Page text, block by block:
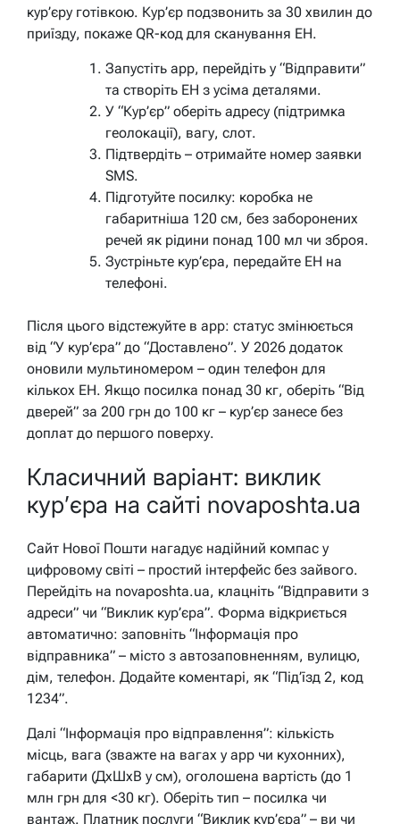
кур’єру готівкою. Кур’єр подзвонить за 30 хвилин до
приїзду, покаже QR-код для сканування ЕН.
Запустіть app, перейдіть у “Відправити”
та створіть ЕН з усіма деталями.
У “Кур’єр” оберіть адресу (підтримка
геолокації), вагу, слот.
Підтвердіть – отримайте номер заявки
SMS.
Підготуйте посилку: коробка не
габаритніша 120 см, без заборонених
речей як рідини понад 100 мл чи зброя.
Зустріньте кур’єра, передайте ЕН на
телефоні.
Після цього відстежуйте в app: статус змінюється
від “У кур’єра” до “Доставлено”. У 2026 додаток
оновили мультиномером – один телефон для
кількох ЕН. Якщо посилка понад 30 кг, оберіть “Від
дверей” за 200 грн до 100 кг – кур’єр занесе без
доплат до першого поверху.
Класичний варіант: виклик
кур’єра на сайті novaposhta.ua
Сайт Нової Пошти нагадує надійний компас у
цифровому світі – простий інтерфейс без зайвого.
Перейдіть на novaposhta.ua, клацніть “Відправити з
адреси” чи “Виклик кур’єра”. Форма відкриється
автоматично: заповніть “Інформація про
відправника” – місто з автозаповненням, вулицю,
дім, телефон. Додайте коментарі, як “Під’їзд 2, код
1234”.
Далі “Інформація про відправлення”: кількість
місць, вага (зважте на вагах у app чи кухонних),
габарити (ДxШxВ у см), оголошена вартість (до 1
млн грн для <30 кг). Оберіть тип – посилка чи
вантаж. Платник послуги “Виклик кур’єра” – ви чи